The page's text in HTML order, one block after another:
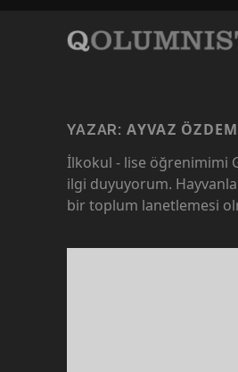
YAZAR:AYVAZ
İlkokul - lise öğrenimimi
ilgi duyuyorum.
bir toplum lanetlemesi